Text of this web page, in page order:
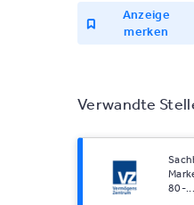
Anzeige
merken
Verwandte
80-...